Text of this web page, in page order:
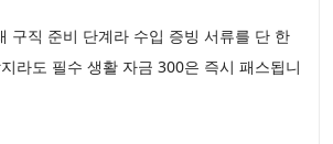
구직 준비 단계라 수입 증빙 서류를 단 한
라도 필수 생활 자금 300은 즉시 패스됩니